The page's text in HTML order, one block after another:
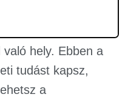
csillagok és
TEAM
hely. Ebben a
tudást kapsz,
a